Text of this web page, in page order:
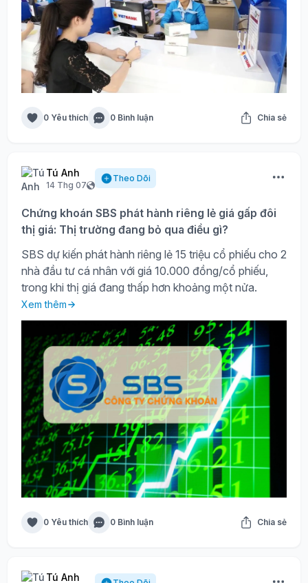
0 Yêu thích 0 Bình luận Chia sẻ
Tú Anh
14 Thg 07
Theo Dõi
Chứng khoán SBS phát hành riêng lẻ giá gấp đôi
thị giá: Thị trường đang bỏ qua điều gì?
SBS dự kiến phát hành riêng lẻ 15 triệu cổ phiếu cho 2
nhà đầu tư cá nhân với giá 10.000 đồng/cổ phiếu,
trong khi thị giá đang thấp hơn khoảng một nửa.
Xem thêm
0 Yêu thích 0 Bình luận Chia sẻ
Tú Anh